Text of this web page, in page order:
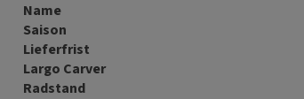
Name
Saison
Lieferfrist
Largo Carver
Radstand